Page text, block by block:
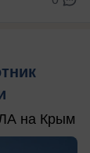
на Крым